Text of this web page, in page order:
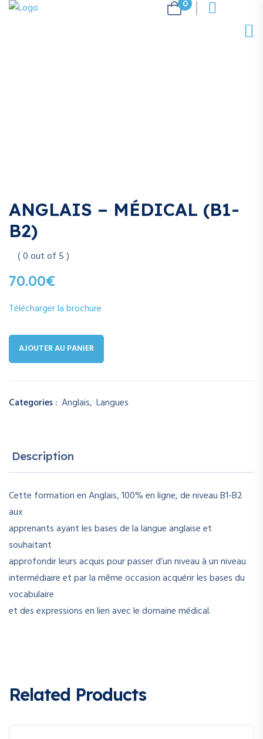
0
ANGLAIS – MÉDICAL (B1-
B2)
( 0 out of 5 )
70.00€
Télécharger la brochure
AJOUTER AU PANIER
Categories : Anglais, Langues
Description
Cette formation en Anglais, 100% en ligne, de niveau B1-B2
aux
apprenants ayant les bases de la langue anglaise et
souhaitant
approfondir leurs acquis pour passer d’un niveau à un niveau
intermédiaire et par la même occasion acquérir les bases du
vocabulaire
et des expressions en lien avec le domaine médical.
Related Products